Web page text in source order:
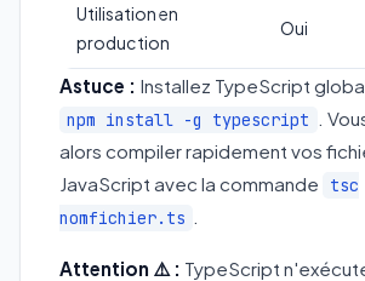
Utilisation en
production
Oui
Astuce : Installez TypeScript
npm install -g typescript
.
alors compiler rapidement vos
JavaScript avec la commande
tsc
nomfichier.ts
Attention ⚠️ : TypeScript